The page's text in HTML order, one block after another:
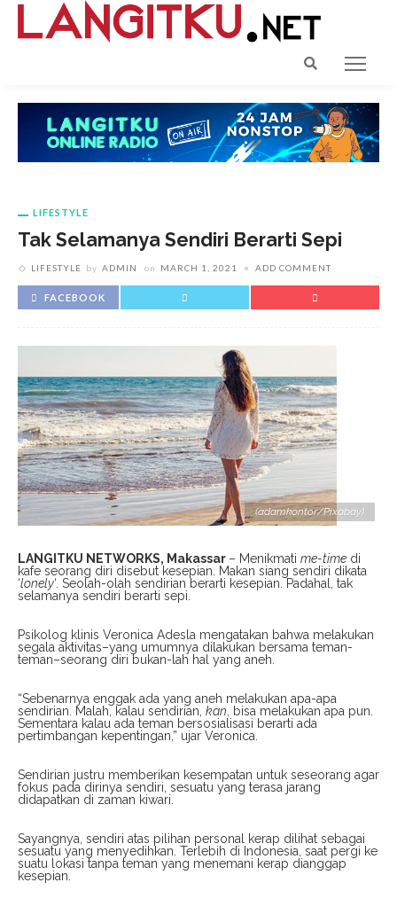
LIFESTYLE
Tak Selamanya Sendiri Berarti Sepi
LIFESTYLE by ADMIN on MARCH 1, 2021 ADD COMMENT
FACEBOOK
(adamkontor/Pixabay)
LANGITKU NETWORKS, Makassar – Menikmati me-time di
kafe seorang diri disebut kesepian. Makan siang sendiri dikata
‘lonely‘. Seolah-olah sendirian berarti kesepian. Padahal, tak
selamanya sendiri berarti sepi.
Psikolog klinis Veronica Adesla mengatakan bahwa melakukan
segala aktivitas–yang umumnya dilakukan bersama teman-
teman–seorang diri bukan-lah hal yang aneh.
“Sebenarnya enggak ada yang aneh melakukan apa-apa
sendirian. Malah, kalau sendirian, kan , bisa melakukan apa pun.
Sementara kalau ada teman bersosialisasi berarti ada
pertimbangan kepentingan,” ujar Veronica.
Sendirian justru memberikan kesempatan untuk seseorang agar
fokus pada dirinya sendiri, sesuatu yang terasa jarang
didapatkan di zaman kiwari.
Sayangnya, sendiri atas pilihan personal kerap dilihat sebagai
sesuatu yang menyedihkan. Terlebih di Indonesia, saat pergi ke
suatu lokasi tanpa teman yang menemani kerap dianggap
kesepian.